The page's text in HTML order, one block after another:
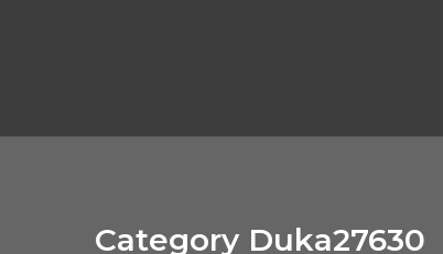
Category Duka27630